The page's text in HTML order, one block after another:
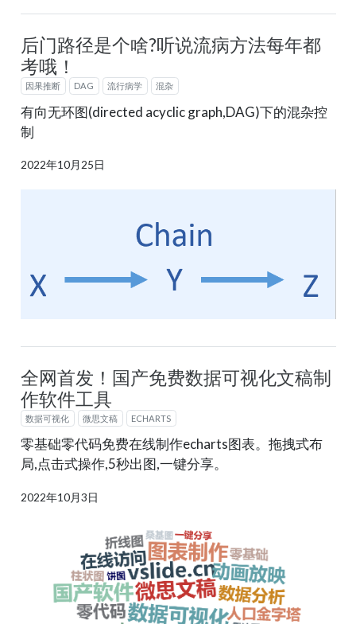
后门路径是个啥?听说流病方法每年都
考哦！
因果推断 DAG 流行病学 混杂
有向无环图(directed acyclic graph,DAG)下的混杂控
制
2022年10月25日
全网首发！国产免费数据可视化文稿制
作软件工具
数据可视化 微思文稿 ECHARTS
零基础零代码免费在线制作echarts图表。拖拽式布
局,点击式操作,5秒出图,一键分享。
2022年10月3日